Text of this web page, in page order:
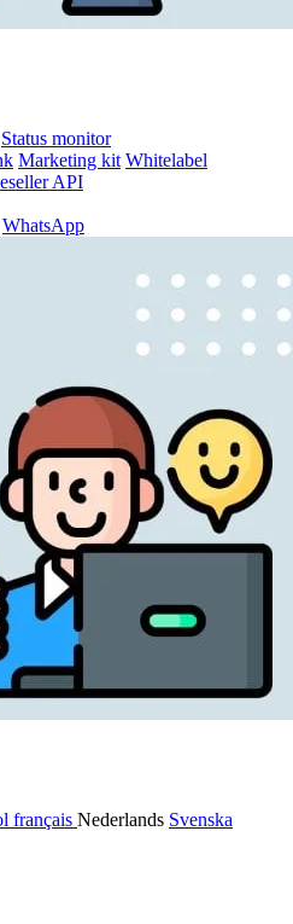
Status monitor
Marketing kit Whitelabel
API
WhatsApp
français Nederlands Svenska